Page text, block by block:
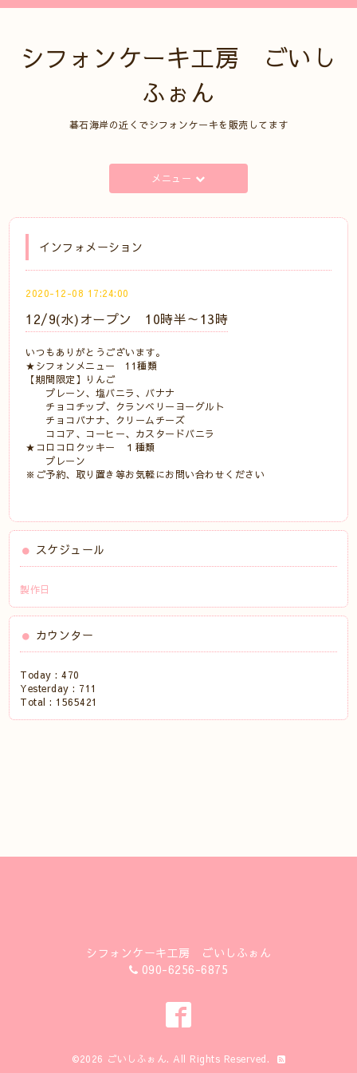
シフォンケーキ工房 ごいし
ふぉん
碁石海岸の近くでシフォンケーキを販売してます
メニュー
インフォメーション
2020-12-08 17:24:00
12/9(水)オープン 10時半～13時
いつもありがとうございます。
★シフォンメニュー 11種類
【期間限定】りんご
プレーン、塩バニラ、バナナ
チョコチップ、クランベリーヨーグルト
チョコバナナ、クリームチーズ
ココア、コーヒー、カスタードバニラ
★コロコロクッキー １種類
プレーン
※ご予約、取り置き等お気軽にお問い合わせください
スケジュール
製作日
カウンター
Today :470
Yesterday : 711
Total : 1565421
シフォンケーキ工房 ごいしふぉん
090-6256-6875
©2026 ごいしふぉん. All Rights Reserved.